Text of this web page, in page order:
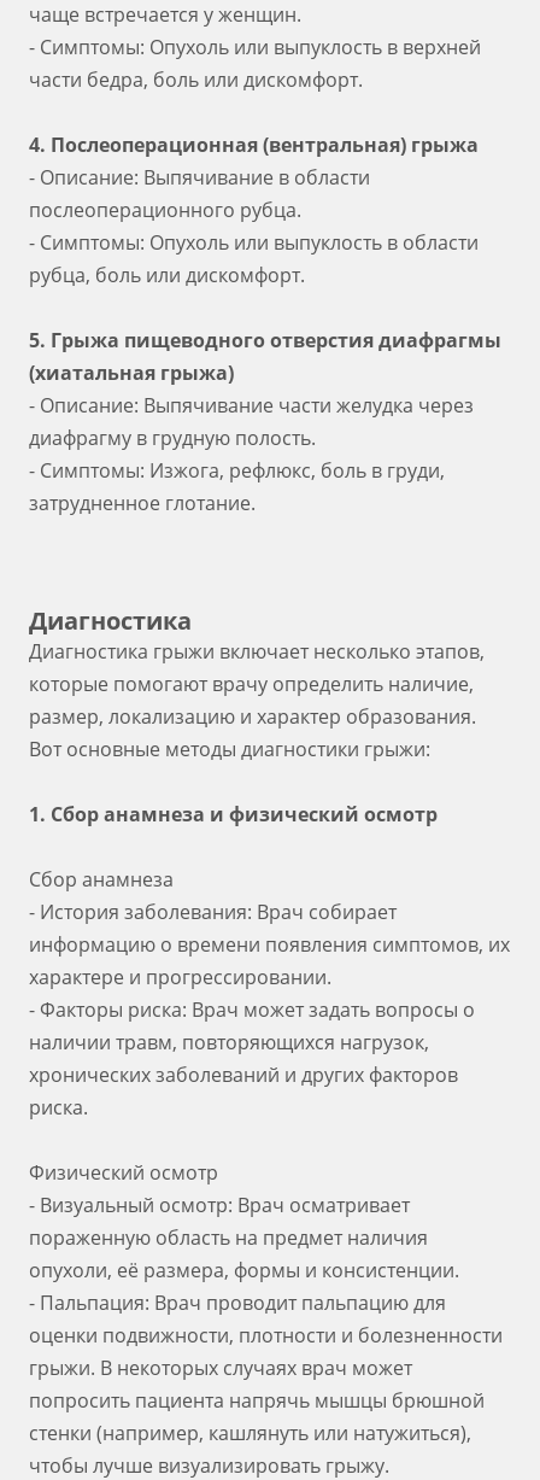
чаще встречается у женщин.
- Симптомы: Опухоль или выпуклость в верхней
части бедра, боль или дискомфорт.
4. Послеоперационная (вентральная) грыжа
- Описание: Выпячивание в области
послеоперационного рубца.
- Симптомы: Опухоль или выпуклость в области
рубца, боль или дискомфорт.
5. Грыжа пищеводного отверстия диафрагмы
(хиатальная грыжа)
- Описание: Выпячивание части желудка через
диафрагму в грудную полость.
- Симптомы: Изжога, рефлюкс, боль в груди,
затрудненное глотание.
Диагностика
Диагностика грыжи включает несколько этапов,
которые помогают врачу определить наличие,
размер, локализацию и характер образования.
Вот основные методы диагностики грыжи:
1. Сбор анамнеза и физический осмотр
Сбор анамнеза
- История заболевания: Врач собирает
информацию о времени появления симптомов, их
характере и прогрессировании.
- Факторы риска: Врач может задать вопросы о
наличии травм, повторяющихся нагрузок,
хронических заболеваний и других факторов
риска.
Физический осмотр
- Визуальный осмотр: Врач осматривает
пораженную область на предмет наличия
опухоли, её размера, формы и консистенции.
- Пальпация: Врач проводит пальпацию для
оценки подвижности, плотности и болезненности
грыжи. В некоторых случаях врач может
попросить пациента напрячь мышцы брюшной
стенки (например, кашлянуть или натужиться),
чтобы лучше визуализировать грыжу.